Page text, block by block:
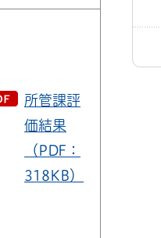
所管課評
価結果
（PDF：
318KB）